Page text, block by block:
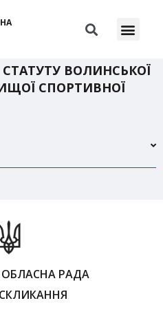
ВОЛИНСЬКОЇ
СПОРТИВНОЇ
РАДА